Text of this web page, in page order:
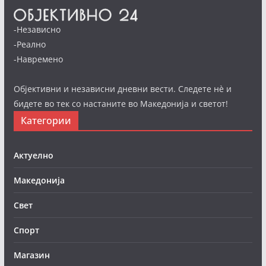
-Независно
-Реално
-Навремено
Објективни и независни дневни вести. Следете нè и
бидете во тек со настаните во Македонија и светот!
Категории
Актуелно
Македонија
Свет
Спорт
Магазин